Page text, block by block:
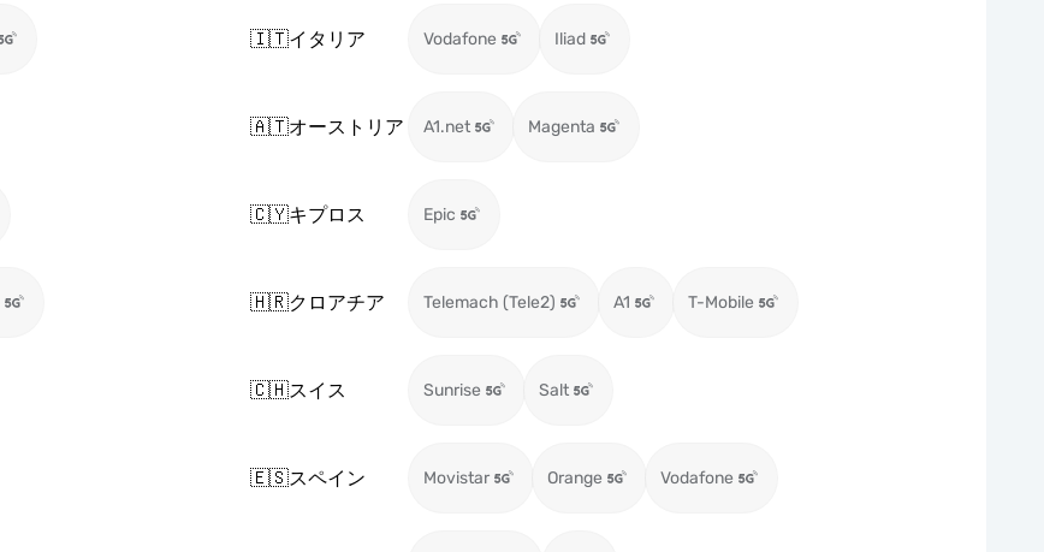
🇮🇹イタリア Vodafone Iliad
🇦🇹オーストリア A1.net Magenta
🇨🇾キプロス Epic
🇭🇷クロアチア Telemach (Tele2) A1 T-Mobile
🇨🇭スイス Sunrise Salt
🇪🇸スペイン Movistar Orange Vodafone